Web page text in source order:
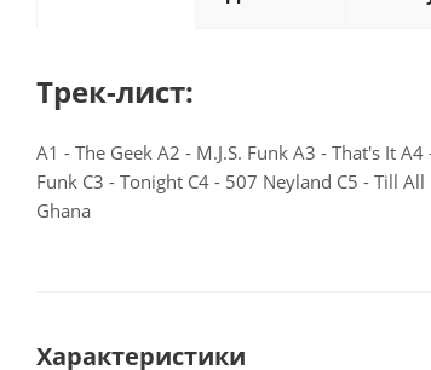
Трек-лист:
A1 - The Geek A2 - M.J.S. Funk A3 - That's It
Funk C3 - Tonight C4 - 507 Neyland C5 - Till
Ghana
Характеристики